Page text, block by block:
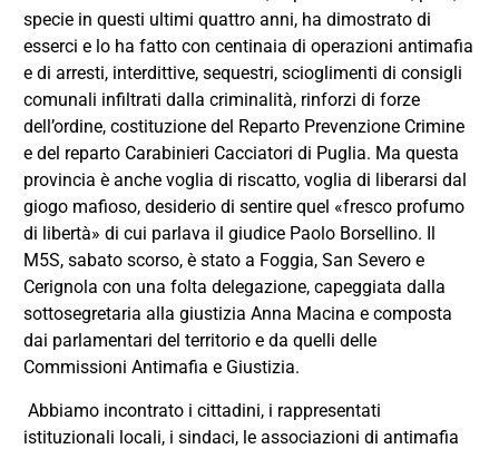
specie in questi ultimi quattro anni, ha dimostrato di
esserci e lo ha fatto con centinaia di operazioni antimafia
e di arresti, interdittive, sequestri, scioglimenti di consigli
comunali infiltrati dalla criminalità, rinforzi di forze
dell’ordine, costituzione del Reparto Prevenzione Crimine
e del reparto Carabinieri Cacciatori di Puglia. Ma questa
provincia è anche voglia di riscatto, voglia di liberarsi dal
giogo mafioso, desiderio di sentire quel «fresco profumo
di libertà» di cui parlava il giudice Paolo Borsellino. Il
M5S, sabato scorso, è stato a Foggia, San Severo e
Cerignola con una folta delegazione, capeggiata dalla
sottosegretaria alla giustizia Anna Macina e composta
dai parlamentari del territorio e da quelli delle
Commissioni Antimafia e Giustizia.
Abbiamo incontrato i cittadini, i rappresentati
istituzionali locali, i sindaci, le associazioni di antimafia